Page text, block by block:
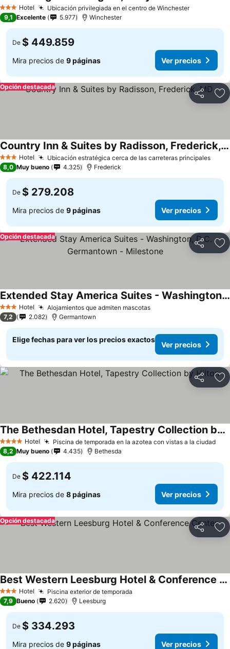
3 Estrellas
Hotel Ubicación privilegiada en el centro de Winchester
9,1 Excelente 5.977 Winchester
De $ 449.859
Mira precios de 9 páginas Ver precios
Compartir
Opción destacada
3 Estrellas
Hotel Ubicación estratégica cerca de las carreteras principales
Country Inn & Suites by Radisson, Frederick, MD
8,0 Muy bueno 4.325 Frederick
De $ 279.208
Mira precios de 9 páginas Ver precios
Compartir
Opción destacada
3 Estrellas
Hotel Alojamientos que admiten mascotas
Extended Stay America Suites - Washington, D.C. - Germantown - Milestone
7,2 2.082 Germantown
Elige fechas para ver los precios exactos
Ver precios
Compartir
4 EstrellasHotel Piscina de temporada en la azotea con vistas a la ciudad
The Bethesdan Hotel, Tapestry Collection by Hilton
8,2 Muy bueno 4.435 Bethesda
De $ 422.114
Mira precios de 8 páginas Ver precios
Compartir
Opción destacada
3 Estrellas
Hotel Piscina exterior de temporada
Best Western Leesburg Hotel & Conference Center
7,9 Bueno 2.620 Leesburg
De $ 334.293
Mira precios de 9 páginas Ver precios